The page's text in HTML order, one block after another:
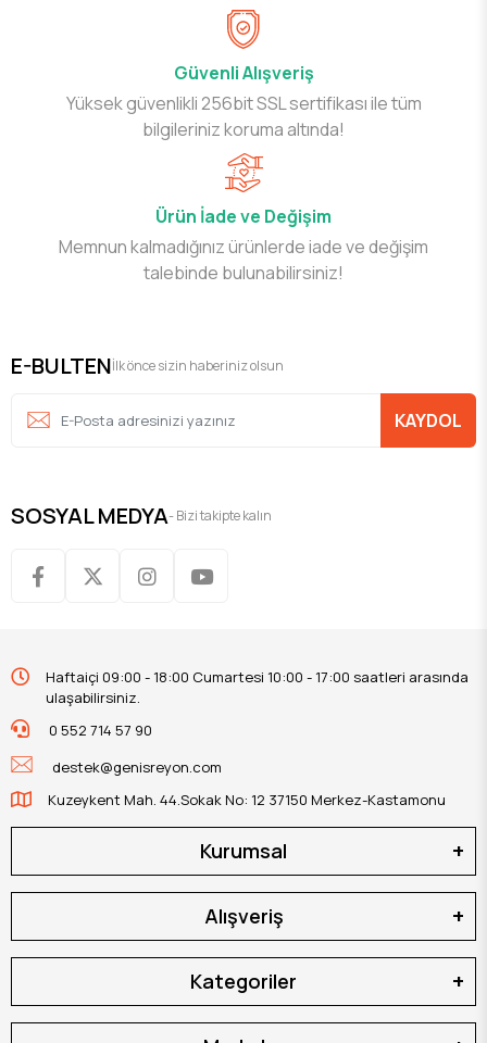
Güvenli Alışveriş
Yüksek güvenlikli 256bit SSL sertifikası ile tüm
bilgileriniz koruma altında!
Ürün İade ve Değişim
Memnun kalmadığınız ürünlerde iade ve değişim
talebinde bulunabilirsiniz!
E-BULTENİlk önce sizin haberiniz olsun
KAYDOL
SOSYAL MEDYA- Bizi takipte kalın
Haftaiçi 09:00 - 18:00 Cumartesi 10:00 - 17:00 saatleri arasında
ulaşabilirsiniz.
0 552 714 57 90
destek@genisreyon.com
Kuzeykent Mah. 44.Sokak No: 12 37150 Merkez-Kastamonu
Kurumsal
Alışveriş
Kategoriler